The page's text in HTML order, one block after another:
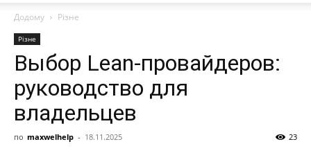
Додому Різне
Різне
Выбор Lean-провайдеров:
руководство для
владельцев
по maxwelhelp - 18.11.2025 23